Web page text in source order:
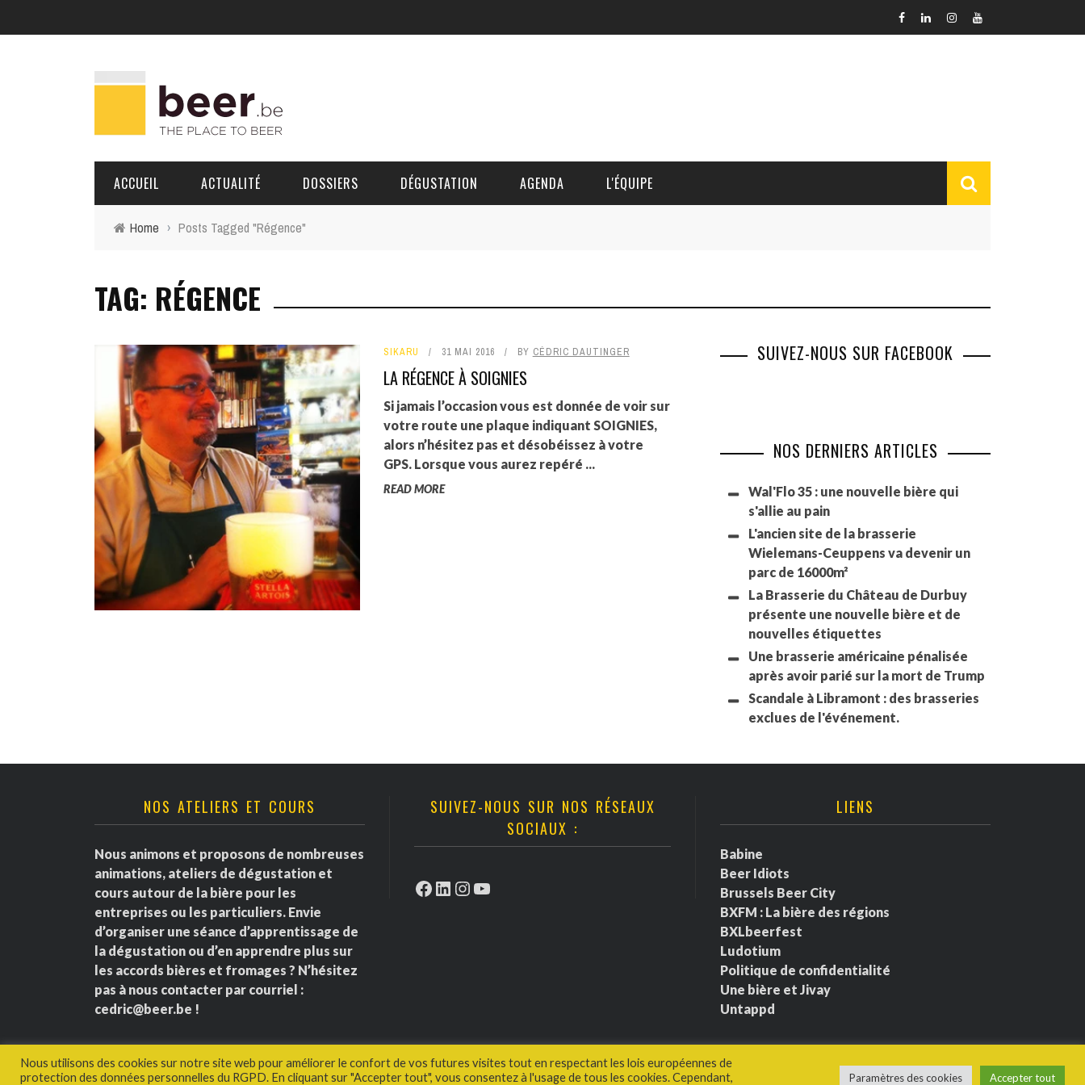
ACCUEIL ACTUALITÉ DOSSIERS DÉGUSTATION AGENDA L'ÉQUIPE
HÉLÈNE SPITAELS
JEREMY KUPROWSKI
Home › Posts Tagged "Régence"
TAG: RÉGENCE
SIKARU 31 MAI 2016 BY CÉDRIC DAUTINGER
LA RÉGENCE À SOIGNIES
Si jamais l’occasion vous est donnée de voir sur
votre route une plaque indiquant SOIGNIES,
alors n’hésitez pas et désobéissez à votre
GPS. Lorsque vous aurez repéré ...
READ MORE
SUIVEZ-NOUS SUR FACEBOOK
NOS DERNIERS ARTICLES
Wal'Flo 35 : une nouvelle bière qui
s'allie au pain
L'ancien site de la brasserie
Wielemans-Ceuppens va devenir un
parc de 16000m²
La Brasserie du Château de Durbuy
présente une nouvelle bière et de
nouvelles étiquettes
Une brasserie américaine pénalisée
après avoir parié sur la mort de Trump
Scandale à Libramont : des brasseries
exclues de l'événement.
NOS ATELIERS ET COURS
Nous animons et proposons de nombreuses
animations, ateliers de dégustation et
cours autour de la bière pour les
entreprises ou les particuliers. Envie
d’organiser une séance d’apprentissage de
la dégustation ou d’en apprendre plus sur
les accords bières et fromages ? N’hésitez
pas à nous contacter par courriel :
cedric@beer.be !
SUIVEZ-NOUS SUR NOS RÉSEAUX
SOCIAUX :
Facebook
LinkedIn
Instagram
YouTube
LIENS
Babine
Beer Idiots
Brussels Beer City
BXFM : La bière des régions
BXLbeerfest
Ludotium
Politique de confidentialité
Une bière et Jivay
Untappd
Nous utilisons des cookies sur notre site web pour améliorer le confort de vos futures visites tout en respectant les lois européennes de
protection des données personnelles du RGPD. En cliquant sur "Accepter tout", vous consentez à l'usage de tous les cookies. Cependant,
Paramètres des cookies Accepter tout